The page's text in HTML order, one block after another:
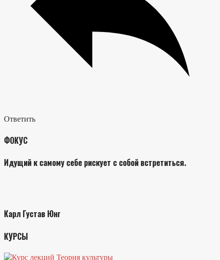
Ответить
ФОКУС
Идущий к самому себе рискует с собой встретиться.
Карл Густав Юнг
КУРСЫ